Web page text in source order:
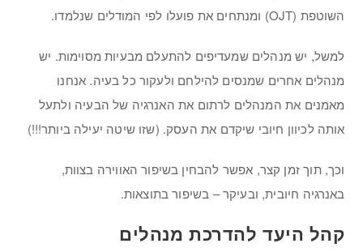
השוטפת (OJT) ומנתחים את פועלו לפי המודלים שנלמדו.
למשל, יש מנהלים שמעדיפים להתעלם מבעיות מסוימות. יש
מנהלים אחרים שמנסים להילחם ולעקור כל בעיה. אנחנו
מאמנים את המנהלים לרתום את האנרגיה של הבעיה ולתעל
אותה לכיוון חיובי שיקדם את העסק. (שזו שיטה יעילה ביותר!!!)
וכך, תוך זמן קצר, אפשר להבחין בשיפור האווירה בצוות,
באנרגיה חיובית, ובעיקר – בשיפור בתוצאות.
קהל היעד להדרכת מנהלים